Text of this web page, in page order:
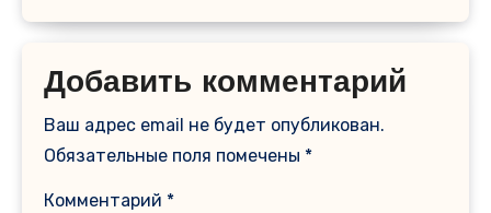
Добавить комментарий
Ваш адрес email не будет опубликован.
Обязательные поля помечены *
Комментарий *